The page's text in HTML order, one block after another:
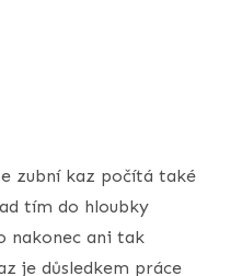
zubní kaz počítá také
tím do hloubky
nakonec ani tak
je důsledkem práce